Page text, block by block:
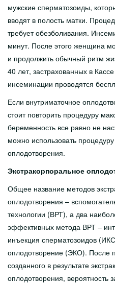
мужские сперматозоиды,
вводят в полость матки.
требует обезболивания.
минут. После этого женщина
и продолжить обычный ритм
40 лет, застрахованных в
инсеминации проводятся
Если внутриматочное
стоит повторить процедуру
беременность все равно не
можно использовать
оплодотворения.
Экстракорпоральное
Общее название методов
оплодотворения –
технологии (ВРТ), а два
эффективных метода ВРТ –
инъекция сперматозоидов
оплодотворение (ЭКО). После
созданного в результате
оплодотворения,